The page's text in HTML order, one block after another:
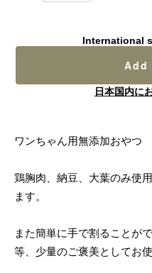
International
日本国内に
ワンちゃん用無添加おやつ
鶏胸肉、納豆、大葉のみ使
ます。
また簡単に手で割ることが
等、少量のご褒美としてお